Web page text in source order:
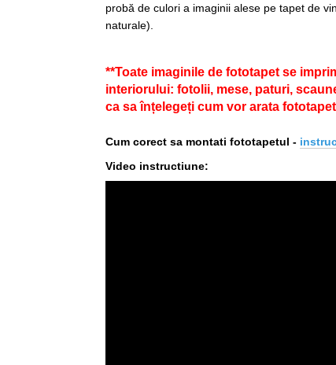
probă de culori a imaginii alese pe tapet de
naturale).
**Toate imaginile de fototapet se
interiorului: fotolii, mese, paturi,
ca sa înțelegeți cum vor arata
Cum corect sa montati fototapetul - i
Video instructiune: